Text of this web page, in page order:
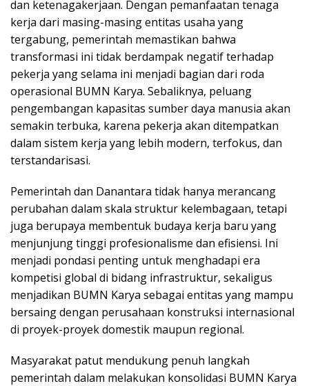
dan ketenagakerjaan. Dengan pemanfaatan tenaga
kerja dari masing-masing entitas usaha yang
tergabung, pemerintah memastikan bahwa
transformasi ini tidak berdampak negatif terhadap
pekerja yang selama ini menjadi bagian dari roda
operasional BUMN Karya. Sebaliknya, peluang
pengembangan kapasitas sumber daya manusia akan
semakin terbuka, karena pekerja akan ditempatkan
dalam sistem kerja yang lebih modern, terfokus, dan
terstandarisasi.
Pemerintah dan Danantara tidak hanya merancang
perubahan dalam skala struktur kelembagaan, tetapi
juga berupaya membentuk budaya kerja baru yang
menjunjung tinggi profesionalisme dan efisiensi. Ini
menjadi pondasi penting untuk menghadapi era
kompetisi global di bidang infrastruktur, sekaligus
menjadikan BUMN Karya sebagai entitas yang mampu
bersaing dengan perusahaan konstruksi internasional
di proyek-proyek domestik maupun regional.
Masyarakat patut mendukung penuh langkah
pemerintah dalam melakukan konsolidasi BUMN Karya